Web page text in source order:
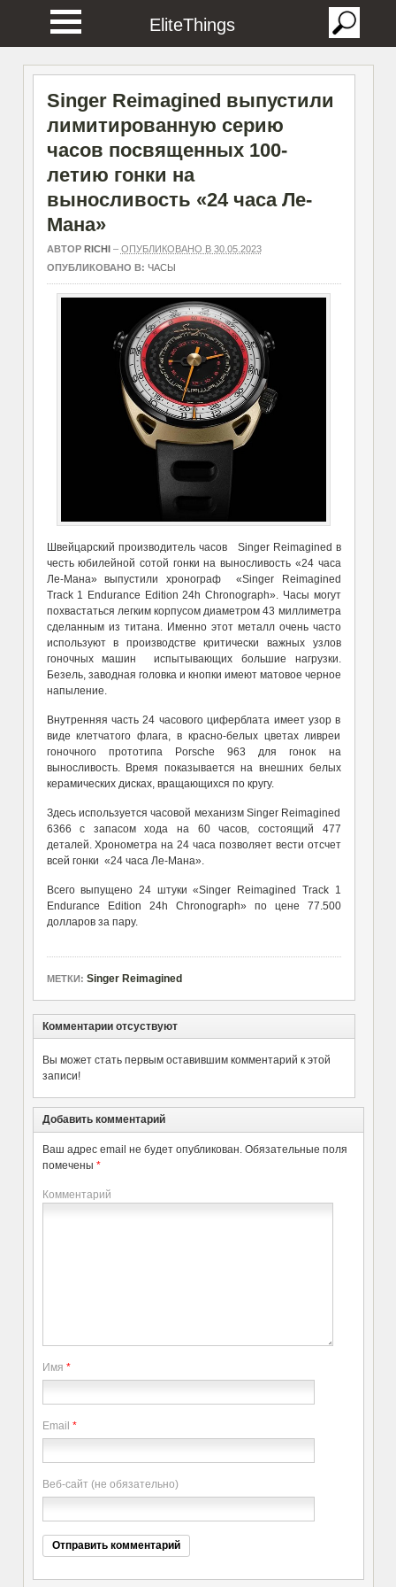
EliteThings
Singer Reimagined выпустили
лимитированную серию
часов посвященных 100-
летию гонки на
выносливость «24 часа Ле-
Мана»
АВТОР RICHI– ОПУБЛИКОВАНО В 30.05.2023
ОПУБЛИКОВАНО В: ЧАСЫ
Швейцарский производитель часов Singer Reimagined в
честь юбилейной сотой гонки на выносливость «24 часа
Ле-Мана» выпустили хронограф «Singer Reimagined
Track 1 Endurance Edition 24h Chronograph». Часы могут
похвастаться легким корпусом диаметром 43 миллиметра
сделанным из титана. Именно этот металл очень часто
используют в производстве критически важных узлов
гоночных машин испытывающих большие нагрузки.
Безель, заводная головка и кнопки имеют матовое черное
напыление.
Внутренняя часть 24 часового циферблата имеет узор в
виде клетчатого флага, в красно-белых цветах ливреи
гоночного прототипа Porsche 963 для гонок на
выносливость. Время показывается на внешних белых
керамических дисках, вращающихся по кругу.
Здесь используется часовой механизм Singer Reimagined
6366 с запасом хода на 60 часов, состоящий 477
деталей. Хронометра на 24 часа позволяет вести отсчет
всей гонки «24 часа Ле-Мана».
Всего выпущено 24 штуки «Singer Reimagined Track 1
Endurance Edition 24h Chronograph» по цене 77.500
долларов за пару.
МЕТКИ: Singer Reimagined
Комментарии отсуствуют
Вы может стать первым оставившим комментарий к этой
записи!
Добавить комментарий
Ваш адрес email не будет опубликован. Обязательные поля
помечены *
Комментарий
Имя *
Email *
Веб-сайт (не обязательно)